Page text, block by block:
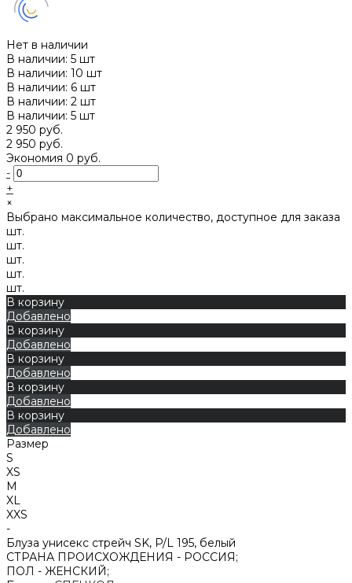
Нет в наличии
В наличии: 5 шт
В наличии: 10 шт
В наличии: 6 шт
В наличии: 2 шт
В наличии: 5 шт
2 950 руб.
2 950 руб.
Экономия 0 руб.
-
+
×
Выбрано максимальное количество, доступное для заказа
шт.
шт.
шт.
шт.
шт.
В корзину
Добавлено
В корзину
Добавлено
В корзину
Добавлено
В корзину
Добавлено
В корзину
Добавлено
Размер
S
XS
M
XL
XXS
-
Блуза унисекс стрейч SK, P/L 195, белый
СТРАНА ПРОИСХОЖДЕНИЯ - РОССИЯ;
ПОЛ - ЖЕНСКИЙ;